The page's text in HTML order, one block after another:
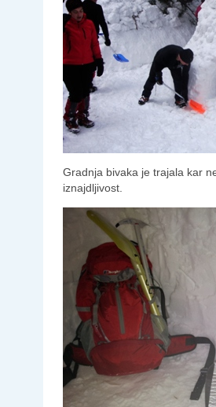
Gradnja bivaka je trajala kar
iznajdljivost.